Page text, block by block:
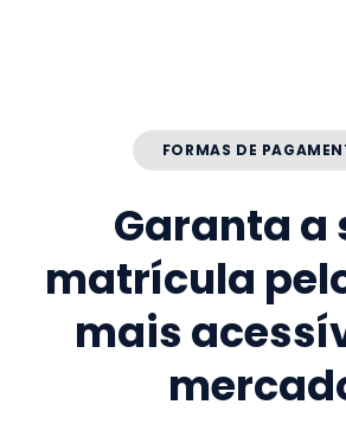
FORMAS DE
Garanta a
matrícula
mais